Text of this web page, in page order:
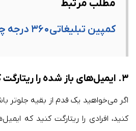
مطلب مرتبط
کمپین تبلیغاتی۳۶۰ درجه چیست؟
۳. ایمیل‌های باز شده را ریتارگت
اگر می‌خواهید یک قدم از بقیه جلوتر
کنید، افرادی را ریتارگت کنید که